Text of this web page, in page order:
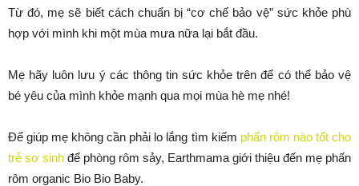
Từ đó, mẹ sẽ biết cách chuẩn bị “cơ chế bảo vệ” sức khỏe phù
hợp với mình khi một mùa mưa nữa lại bắt đầu.
Mẹ hãy luôn lưu ý các thông tin sức khỏe trên để có thể bảo vệ
bé yêu của mình khỏe mạnh qua mọi mùa hè mẹ nhé!
Để giúp mẹ không cần phải lo lắng tìm kiếm phấn rôm nào tốt cho
trẻ sơ sinh để phòng rôm sảy, Earthmama giới thiệu đến mẹ phấn
rôm organic Bio Bio Baby.